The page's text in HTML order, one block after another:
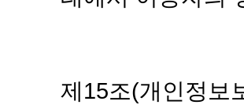
제15조(개인정보